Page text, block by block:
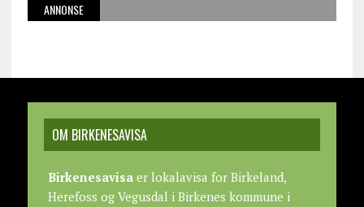
ANNONSE
OM BIRKENESAVISA
Birkenesavisaer lokalavisa for Birkeland,
Herefoss og Vegusdal i Birkenes kommune i